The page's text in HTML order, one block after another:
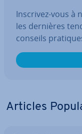
Inscrivez-vous à
les dernières
conseils
Articles